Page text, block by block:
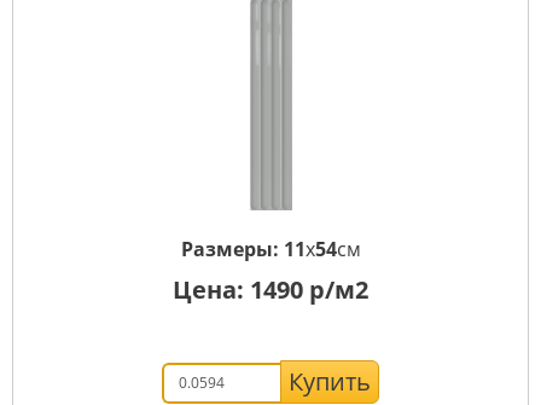
Размеры: 11x54см
Цена: 1490 р/м2
Купить